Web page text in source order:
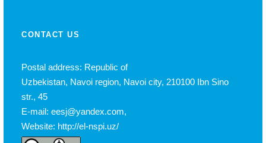
CONTACT US
Postal address: Republic of
Uzbekistan, Navoi region, Navoi city, 210100 Ibn Sino
str., 45
E-mail: eesj@yandex.com,
Website: http://el-nspi.uz/